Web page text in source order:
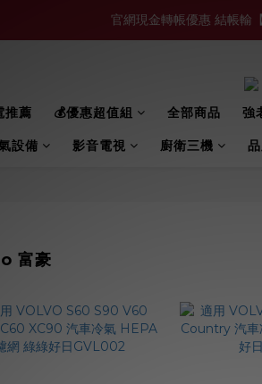
買多件家電找強老闆，
官網現金轉帳優惠 結帳輸
推薦 💰優惠超值組 全部商品 強
設備 影音電視 廚衛三機
富豪